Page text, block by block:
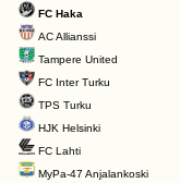
FC Haka
AC Allianssi
Tampere United
FC Inter Turku
TPS Turku
HJK Helsinki
FC Lahti
MyPa-47 Anjalankoski